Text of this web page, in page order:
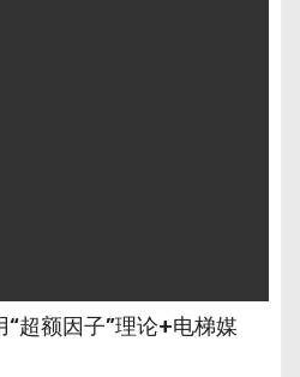
超额因子”理论+电梯媒